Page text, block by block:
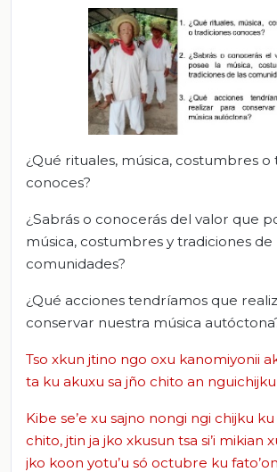
¿Qué rituales, música, costumbres o
conoces?
¿Sabrás o conocerás del valor que
música, costumbres y tradiciones de
comunidades?
¿Qué acciones tendríamos que
conservar nuestra música
Tso xkun jtino ngo oxu kanomiyonii
ta ku akuxu sa jño chito an
Kibe se’e xu sajno nongi ngi chijku
chito, jtin ja jko xkusun tsa si’i mikian
jko koon yotu’u só octubre ku